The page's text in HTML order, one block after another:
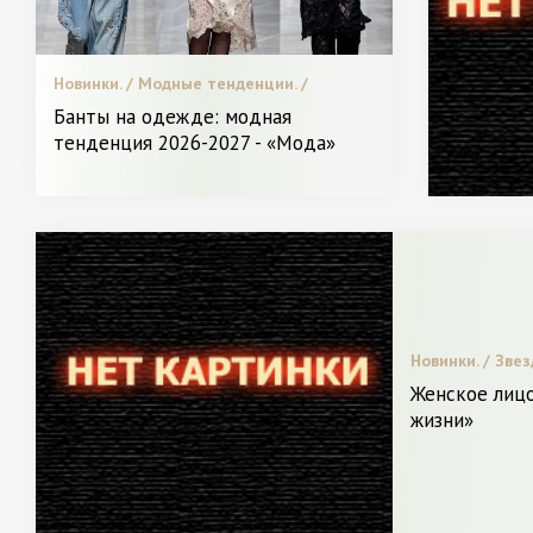
Новинки. / Модные тенденции. /
Пластическая хирургия / Видео. / Мода.
/ Я Женщина - Разное
Банты на одежде: модная
тенденция 2026-2027 - «Мода»
Новинки. /
хирургия /
стилистов. /
Женское
жизни»